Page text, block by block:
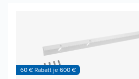
60 € Rabatt je 600 €